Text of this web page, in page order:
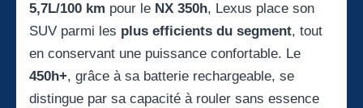
5,7L/100 km pour le NX 350h, Lexus place son
SUV parmi les plus efficients du segment, tout
en conservant une puissance confortable. Le
450h+, grâce à sa batterie rechargeable, se
distingue par sa capacité à rouler sans essence